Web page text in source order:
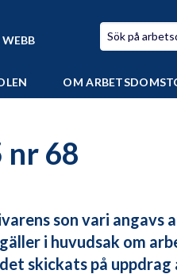
OM
nr 68
son vari angavs
i huvudsak om
skickats på uppdrag